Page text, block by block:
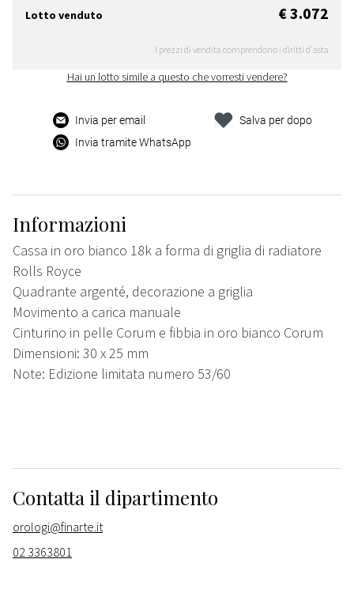
Lotto venduto € 3.072
I prezzi di vendita comprendono i diritti d'asta
Hai un lotto simile a questo che vorresti vendere?
Invia per email
Invia tramite WhatsApp
Salva per dopo
Informazioni
Cassa in oro bianco 18k a forma di griglia di radiatore
Rolls Royce
Quadrante argenté, decorazione a griglia
Movimento a carica manuale
Cinturino in pelle Corum e fibbia in oro bianco Corum
Dimensioni: 30 x 25 mm
Note: Edizione limitata numero 53/60
Contatta il dipartimento
orologi@finarte.it
02 3363801